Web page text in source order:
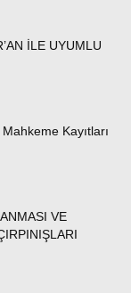
İLE UYUMLU
Kayıtları
VE